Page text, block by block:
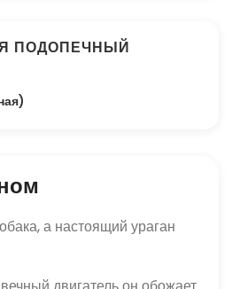
ПОДОПЕЧНЫЙ
а настоящий ураган